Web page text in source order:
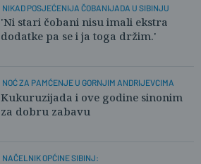
NIKAD POSJEĆENIJA ČOBANIJADA U SIBINJU
'Ni stari čobani nisu imali ekstra
dodatke pa se i ja toga držim.'
NOĆ ZA PAMĆENJE U GORNJIM ANDRIJEVCIMA
Kukuruzijada i ove godine sinonim
za dobru zabavu
NAČELNIK OPĆINE SIBINJ: